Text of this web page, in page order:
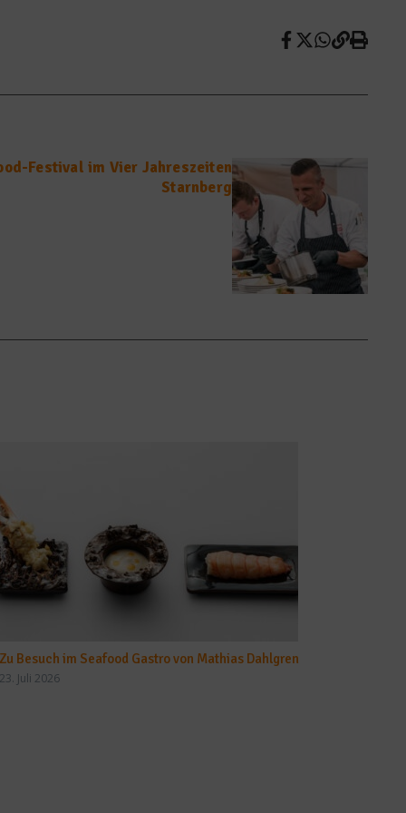
Festival im Vier Jahreszeiten
Starnberg
Zu Besuch im Seafood Gastro von Mathias Dahlgren
23. Juli 2026